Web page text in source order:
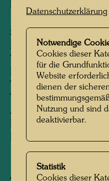
handschriftlich signiert
Sammlung:
Muscarelle Museum of
Virginia, USA
Private collection
Takamatsu City
The Gerard L.
Armenia
Peter Infeld
KunstHausWien,
Datenschutzerklärung
Notwendige
Cookies dieser
für die
Website
dienen der
Nutzung und sind
deaktivierbar.
Statistik
Cookies dieser